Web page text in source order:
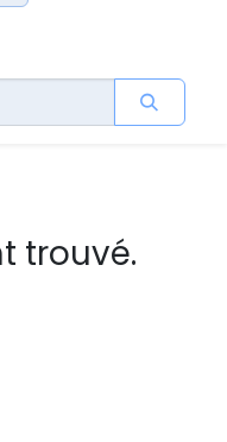
trouvé.